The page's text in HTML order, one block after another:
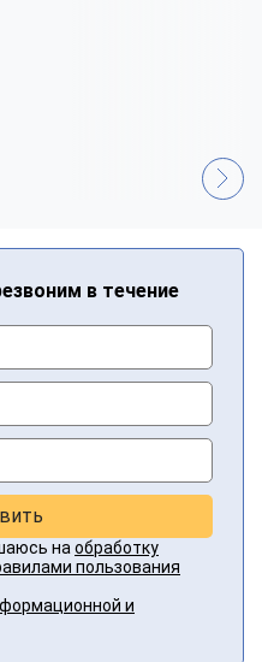
в течение
на обработку
пользования
и